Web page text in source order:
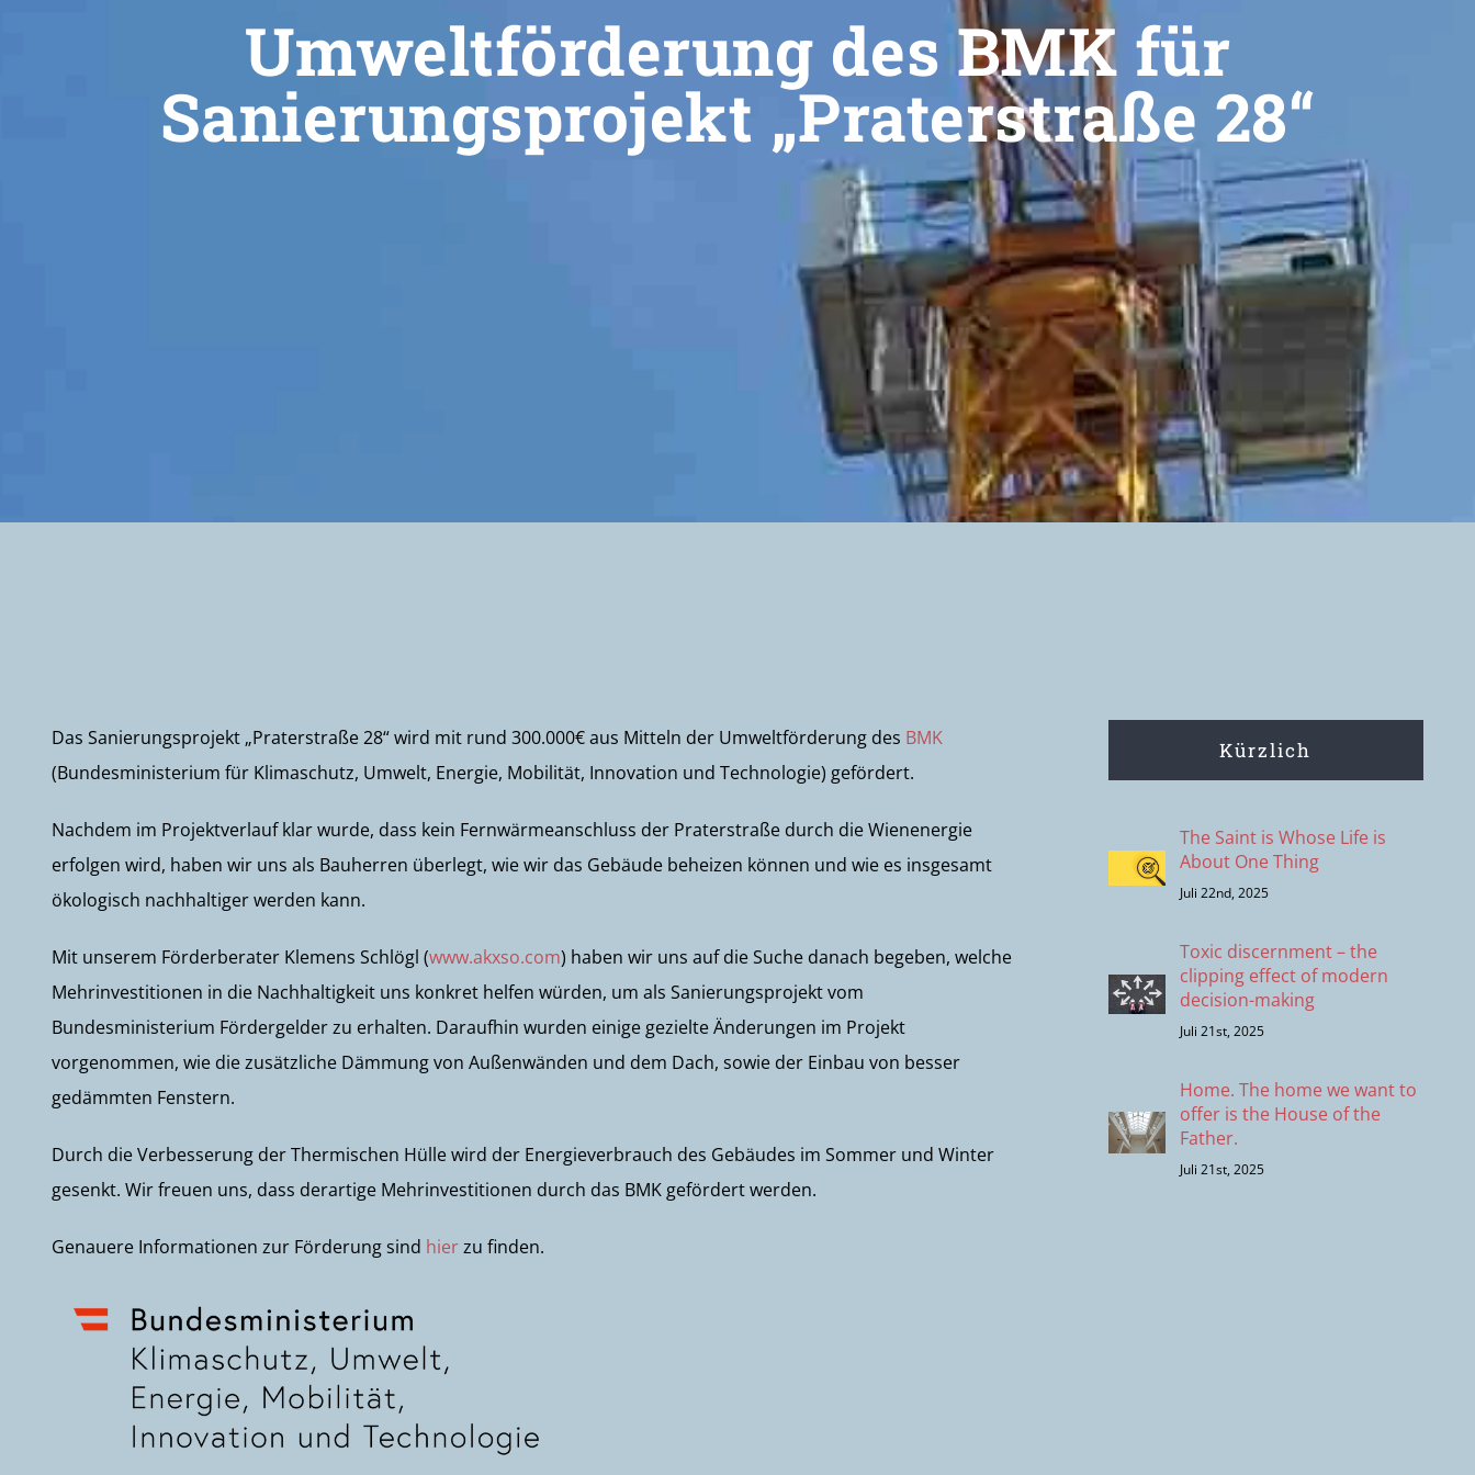
Umweltförderung des BMK für
Sanierungsprojekt „Praterstraße 28“
Das Sanierungsprojekt „Praterstraße 28“ wird mit rund 300.000€ aus Mitteln der Umweltförderung des BMK
(Bundesministerium für Klimaschutz, Umwelt, Energie, Mobilität, Innovation und Technologie) gefördert.
Nachdem im Projektverlauf klar wurde, dass kein Fernwärmeanschluss der Praterstraße durch die Wienenergie
erfolgen wird, haben wir uns als Bauherren überlegt, wie wir das Gebäude beheizen können und wie es insgesamt
ökologisch nachhaltiger werden kann.
Mit unserem Förderberater Klemens Schlögl (www.akxso.com) haben wir uns auf die Suche danach begeben, welche
Mehrinvestitionen in die Nachhaltigkeit uns konkret helfen würden, um als Sanierungsprojekt vom
Bundesministerium Fördergelder zu erhalten. Daraufhin wurden einige gezielte Änderungen im Projekt
vorgenommen, wie die zusätzliche Dämmung von Außenwänden und dem Dach, sowie der Einbau von besser
gedämmten Fenstern.
Durch die Verbesserung der Thermischen Hülle wird der Energieverbrauch des Gebäudes im Sommer und Winter
gesenkt. Wir freuen uns, dass derartige Mehrinvestitionen durch das BMK gefördert werden.
Genauere Informationen zur Förderung sind hierzu finden.
Kürzlich
The Saint is Whose Life is
About One Thing
Juli 22nd, 2025
Toxic discernment – the
clipping effect of modern
decision-making
Juli 21st, 2025
Home. The home we want to
offer is the House of the
Father.
Juli 21st, 2025